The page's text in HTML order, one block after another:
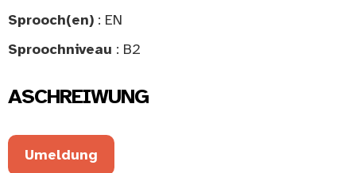
Sprooch(en) : EN
Sproochniveau : B2
ASCHREIWUNG
Umeldung